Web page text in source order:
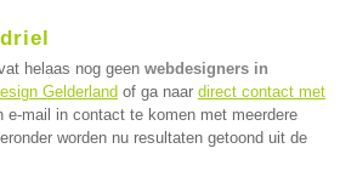
helaas nog geen webdesigners in
Gelderland of ga naar direct contact met
e-mail in contact te komen met meerdere
worden nu resultaten getoond uit de